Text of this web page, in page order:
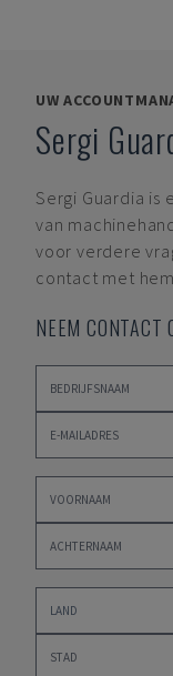
UW
Sergi
Sergi Guardia is
van
voor verdere
contact met
NEEM CONTACT